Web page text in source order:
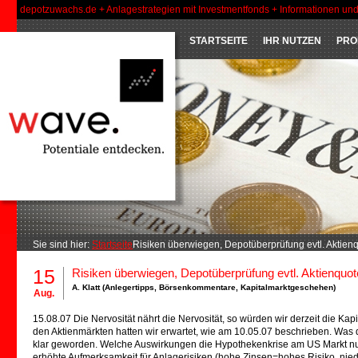
depotzuwachs.de + Anlagestrategien mit Investmentfonds + Informationen
STARTSEITE IHR NUTZEN
Sie sind hier: StartseiteRisiken überwiegen, Depotüberprüfung evtl.
15
Aug.
Risiken überwiegen, Depotüberprüfung evtl.
A. Klatt (Anlegertipps Börsenkommentare Kapitalmarktgeschehen)
15.08.07 Die Nervosität nährt die Nervosität, so würden wir derzeit die
den Aktienmärkten hatten wir erwartet, wie am 10.05.07 beschrieben.
klar geworden. Welche Auswirkungen die Hypothekenkrise am US Markt